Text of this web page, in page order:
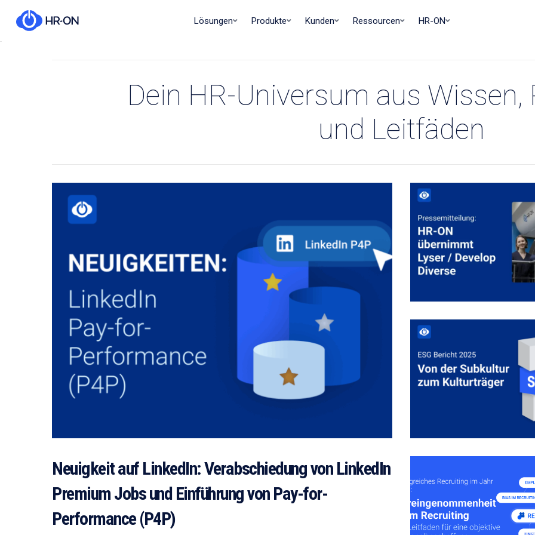
Lösungen Produkte Kunden Ressourcen HR-ON
Dein HR-Universum aus Wissen,
und Leitfäden
Neuigkeit auf LinkedIn: Verabschiedung von LinkedIn
Premium Jobs und Einführung von Pay-for-
Performance (P4P)